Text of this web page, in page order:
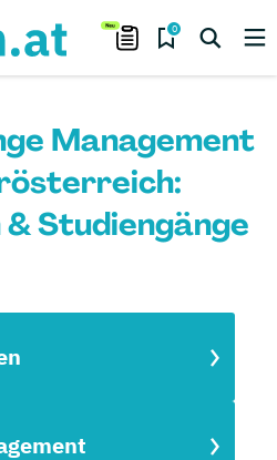
0
Management
Studiengänge